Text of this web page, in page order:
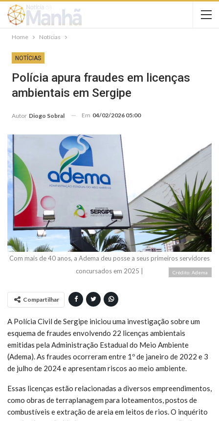
Home Notícias
NOTÍCIAS
Polícia apura fraudes em licenças
ambientais em Sergipe
Autor Diogo Sobral Em 04/02/2026 05:00
Com mais de 40 anos, a Adema deu posse a seus primeiros servidores
concursados em 2025
Crédito: Adema
Compartilhar
A Polícia Civil de Sergipe iniciou uma investigação sobre um
esquema de fraudes envolvendo 22 licenças ambientais
emitidas pela Administração Estadual do Meio Ambiente
(Adema). As fraudes ocorreram entre 1º de janeiro de 2022 e 3
de julho de 2024 e apresentam riscos ao meio ambiente.
Essas licenças estão relacionadas a diversos empreendimentos,
como obras de terraplanagem para loteamentos, postos de
combustíveis e extração de areia em leitos de rios. O inquérito